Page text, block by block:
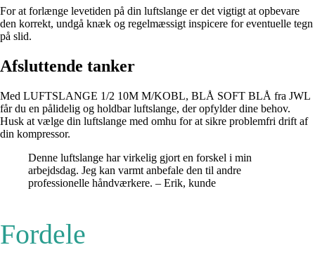
For at forlænge levetiden på din luftslange er det vigtigt at opbevare
den korrekt, undgå knæk og regelmæssigt inspicere for eventuelle tegn
på slid.
Afsluttende tanker
Med LUFTSLANGE 1/2 10M M/KOBL, BLÅ SOFT BLÅ fra JWL
får du en pålidelig og holdbar luftslange, der opfylder dine behov.
Husk at vælge din luftslange med omhu for at sikre problemfri drift af
din kompressor.
Denne luftslange har virkelig gjort en forskel i min
arbejdsdag. Jeg kan varmt anbefale den til andre
professionelle håndværkere. – Erik, kunde
Fordele